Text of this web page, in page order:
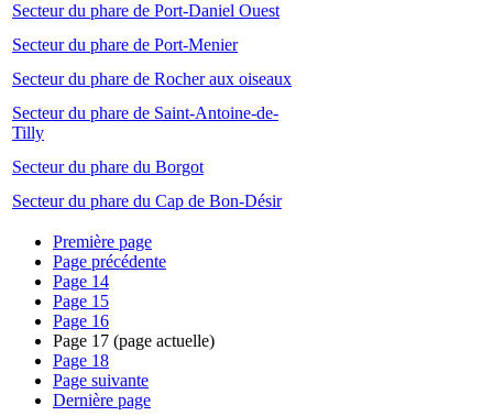
Secteur du phare de Port-Daniel Ouest
Secteur du phare de Port-Menier
Secteur du phare de Rocher aux oiseaux
Secteur du phare de Saint-Antoine-de-
Tilly
Secteur du phare du Borgot
Secteur du phare du Cap de Bon-Désir
Première page
Page précédente
Page 14
Page 15
Page 16
Page 17 (page actuelle)
Page 18
Page suivante
Dernière page